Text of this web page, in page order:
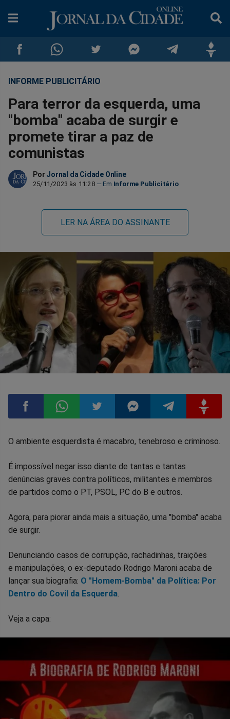
Compartilhar
no
Facebook
Compartilhar
no
Whatsapp
Compartilhar
no
Twitter
no
Messenger
no
INFORME PUBLICITÁRIO
Para terror da esquerda, uma
"bomba" acaba de surgir e
promete tirar a paz de
comunistas
Por Jornal da Cidade Online
25/11/2023 às 11:28 Informe Publicitário
LER NA ÁREA DO ASSINANTE
Compartilhar
no
Facebook
Compartilhar
no
Whatsapp
Compartilhar
no
Twitter
Compartilhar
no
Messenger
Compartilhar
no
Telegram
O ambiente esquerdista é macabro, tenebroso e criminoso.
É impossível negar isso diante de tantas e tantas
denúncias graves contra políticos, militantes e membros
de partidos como o PT, PSOL, PC do B e outros.
Agora, para piorar ainda mais a situação, uma "bomba" acaba
de surgir.
Denunciando casos de corrupção, rachadinhas, traições
e manipulações, o ex-deputado Rodrigo Maroni acaba de
lançar sua biografia: O "Homem-Bomba" da Política: Por
Dentro do Covil da Esquerda.
Veja a capa: